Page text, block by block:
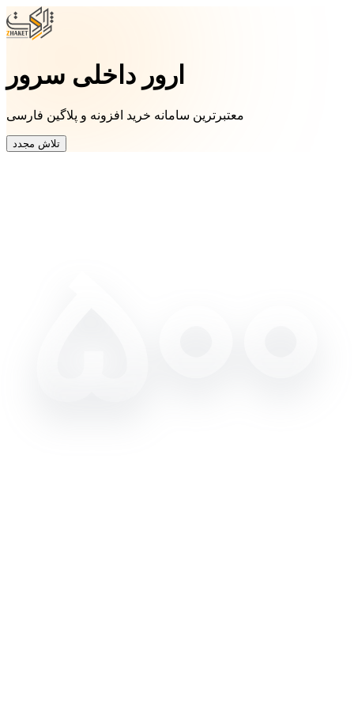
ارور داخلی سرور
معتبرترین سامانه خرید افزونه و پلاگین فارسی
تلاش مجدد